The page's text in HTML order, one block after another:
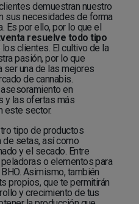
demuestran nuestro
sus necesidades de forma
Es por ello, por lo que el
resuelve todo tipo
los clientes. El cultivo de la
pasión, por lo que
ser una de las mejores
de cannabis.
en
y las ofertas más
este sector.
tipo de productos
de setas, así como
y el secado. Entre
o elementos para
Asimismo, también
propios, que te permitirán
y crecimiento de tus